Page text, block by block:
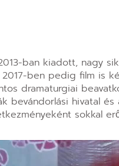
ban kiadott, nagy
ben pedig film is
dramaturgiai
bevándorlási hivatal
sokkal